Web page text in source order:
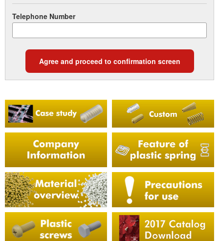
Telephone Number
Agree and proceed to confirmation screen